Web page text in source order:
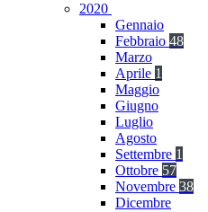
2020
Gennaio
Febbraio 48
Marzo
Aprile 1
Maggio
Giugno
Luglio
Agosto
Settembre 1
Ottobre 57
Novembre 38
Dicembre